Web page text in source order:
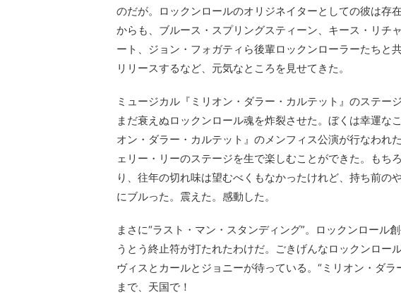
のだが。ロックンロールのオリジネイターとしての彼は存
からも、ブルース・スプリングスティーン、キース・リチ
ート、ジョン・フォガティら後輩ロックンローラーたちと
リリースするなど、元気なところを見せてきた。
ミュージカル『ミリオン・ダラー・カルテット』のステー
まだ衰えぬロックンロール魂を炸裂させた。ぼくは幸運な
オン・ダラー・カルテット』のメンフィス公演が行なわれ
ェリー・リーのステージを生で楽しむことができた。もち
り、往年の切れ味は望むべくもなかったけれど、持ち前の
にブルった。震えた。感動した。
まさに“ラスト・マン・スタンディング”。ロックンロール
うとう終止符が打たれたわけだ。ごきげんなロックンロー
ヴィスとカールとジョニーが待っている。“ミリオン・ダ
まで、天国で！